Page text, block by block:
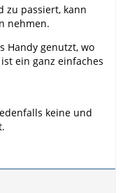
zu passiert, kann
nehmen.
Handy genutzt, wo
ein ganz einfaches
keine und